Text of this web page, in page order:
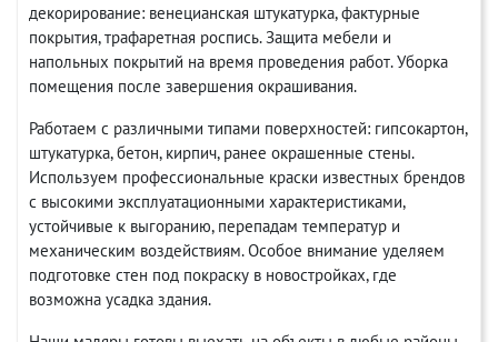
декорирование: венецианская штукатурка, фактурные
покрытия, трафаретная роспись. Защита мебели и
напольных покрытий на время проведения работ. Уборка
помещения после завершения окрашивания.
Работаем с различными типами поверхностей: гипсокартон,
штукатурка, бетон, кирпич, ранее окрашенные стены.
Используем профессиональные краски известных брендов
с высокими эксплуатационными характеристиками,
устойчивые к выгоранию, перепадам температур и
механическим воздействиям. Особое внимание уделяем
подготовке стен под покраску в новостройках, где
возможна усадка здания.